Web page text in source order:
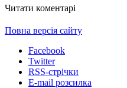
Читати коментарі
Повна версія сайту
Facebook
Twitter
RSS-стрічки
E-mail розсилка